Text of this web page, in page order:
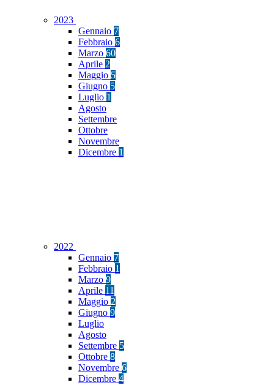
2023
Gennaio 7
Febbraio 6
Marzo 60
Aprile 2
Maggio 5
Giugno 5
Luglio 1
Agosto
Settembre
Ottobre
Novembre
Dicembre 1
2022
Gennaio 7
Febbraio 1
Marzo 9
Aprile 11
Maggio 2
Giugno 9
Luglio
Agosto
Settembre 5
Ottobre 8
Novembre 6
Dicembre 4